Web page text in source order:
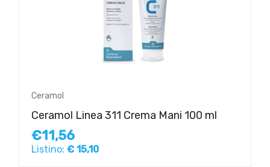
Ceramol
Ceramol Linea 311 Crema Mani 100 ml
€11,56
Listino: € 15,10